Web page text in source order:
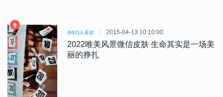
(862)人喜欢 2015-04-13 10:10:00
2022唯美风景微信皮肤 生命其实是一场美
丽的挣扎